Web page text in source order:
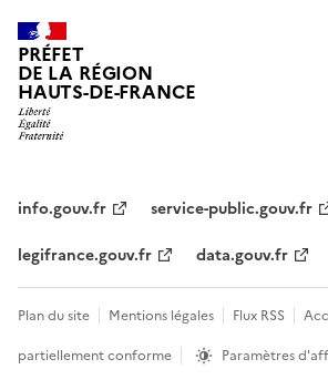
PRÉFET
DE LA RÉGION
HAUTS-DE-FRANCE
info.gouv.fr
service-public.gouv.fr
legifrance.gouv.fr
data.gouv.fr
Plan du site Mentions légales Flux RSS
partiellement conforme
Paramètres